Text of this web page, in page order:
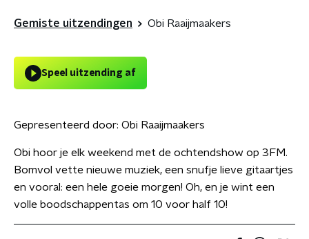
Gemiste uitzendingen Obi Raaijmaakers
Speel uitzending af
Gepresenteerd door: Obi Raaijmaakers
Obi hoor je elk weekend met de ochtendshow op 3FM.
Bomvol vette nieuwe muziek, een snufje lieve gitaartjes
en vooral: een hele goeie morgen! Oh, en je wint een
volle boodschappentas om 10 voor half 10!